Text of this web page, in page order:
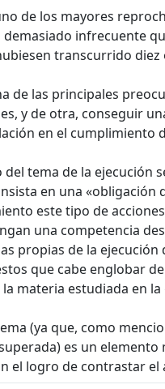
de los mayores
infrecuente
transcurrido diez
de las principales
y de otra, conseguir
en el cumplimiento
tema de la ejecución
en una
este tipo de
una competencia
propias de la
que cabe englobar
materia estudiada en la
(ya que, como
es un
el logro de contrastar